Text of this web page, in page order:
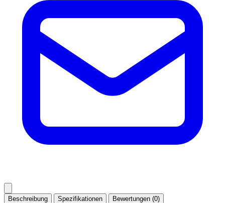
Beschreibung Spezifikationen Bewertungen (0)